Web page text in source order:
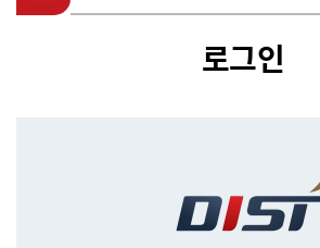
로그인